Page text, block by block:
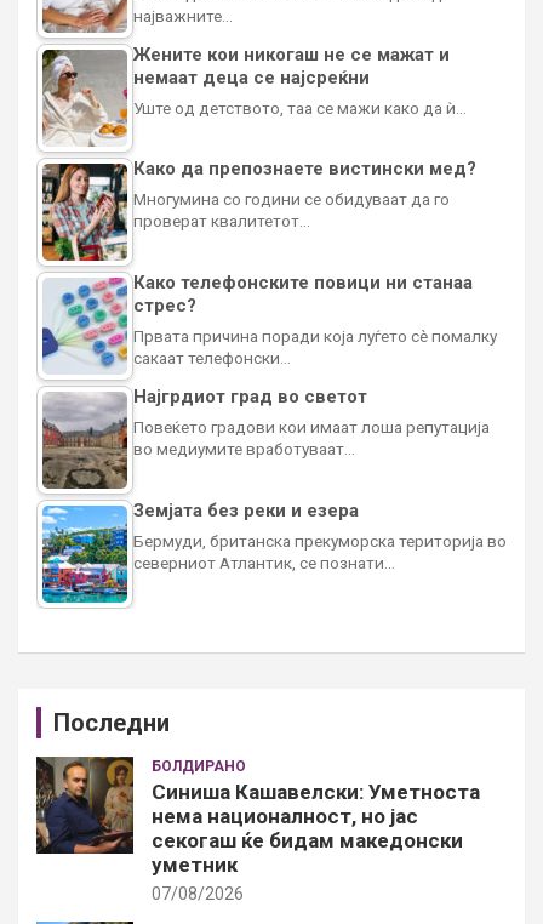
најважните…
Жените кои никогаш не се мажат и
немаат деца се најсреќни
Уште од детството, таа се мажи како да ѝ…
Како да препознаете вистински мед?
Многумина со години се обидуваат да го
проверат квалитетот…
Како телефонските повици ни станаа
стрес?
Првата причина поради која луѓето сè помалку
сакаат телефонски…
Најгрдиот град во светот
Повеќето градови кои имаат лоша репутација
во медиумите вработуваат…
Земјата без реки и езера
Бермуди, британска прекуморска територија во
северниот Атлантик, се познати…
Последни
БОЛДИРАНО
Синиша Кашавелски: Уметноста
нема националност, но јас
секогаш ќе бидам македонски
уметник
07/08/2026